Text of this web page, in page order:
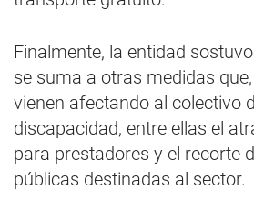
Finalmente, la entidad
se suma a otras medidas
vienen afectando al colectivo
discapacidad, entre ellas el
para prestadores y el recorte
públicas destinadas al sector.